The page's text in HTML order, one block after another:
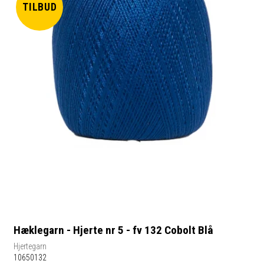
TILBUD
Hæklegarn - Hjerte nr 5 - fv 132 Cobolt Blå
Hjertegarn
10650132